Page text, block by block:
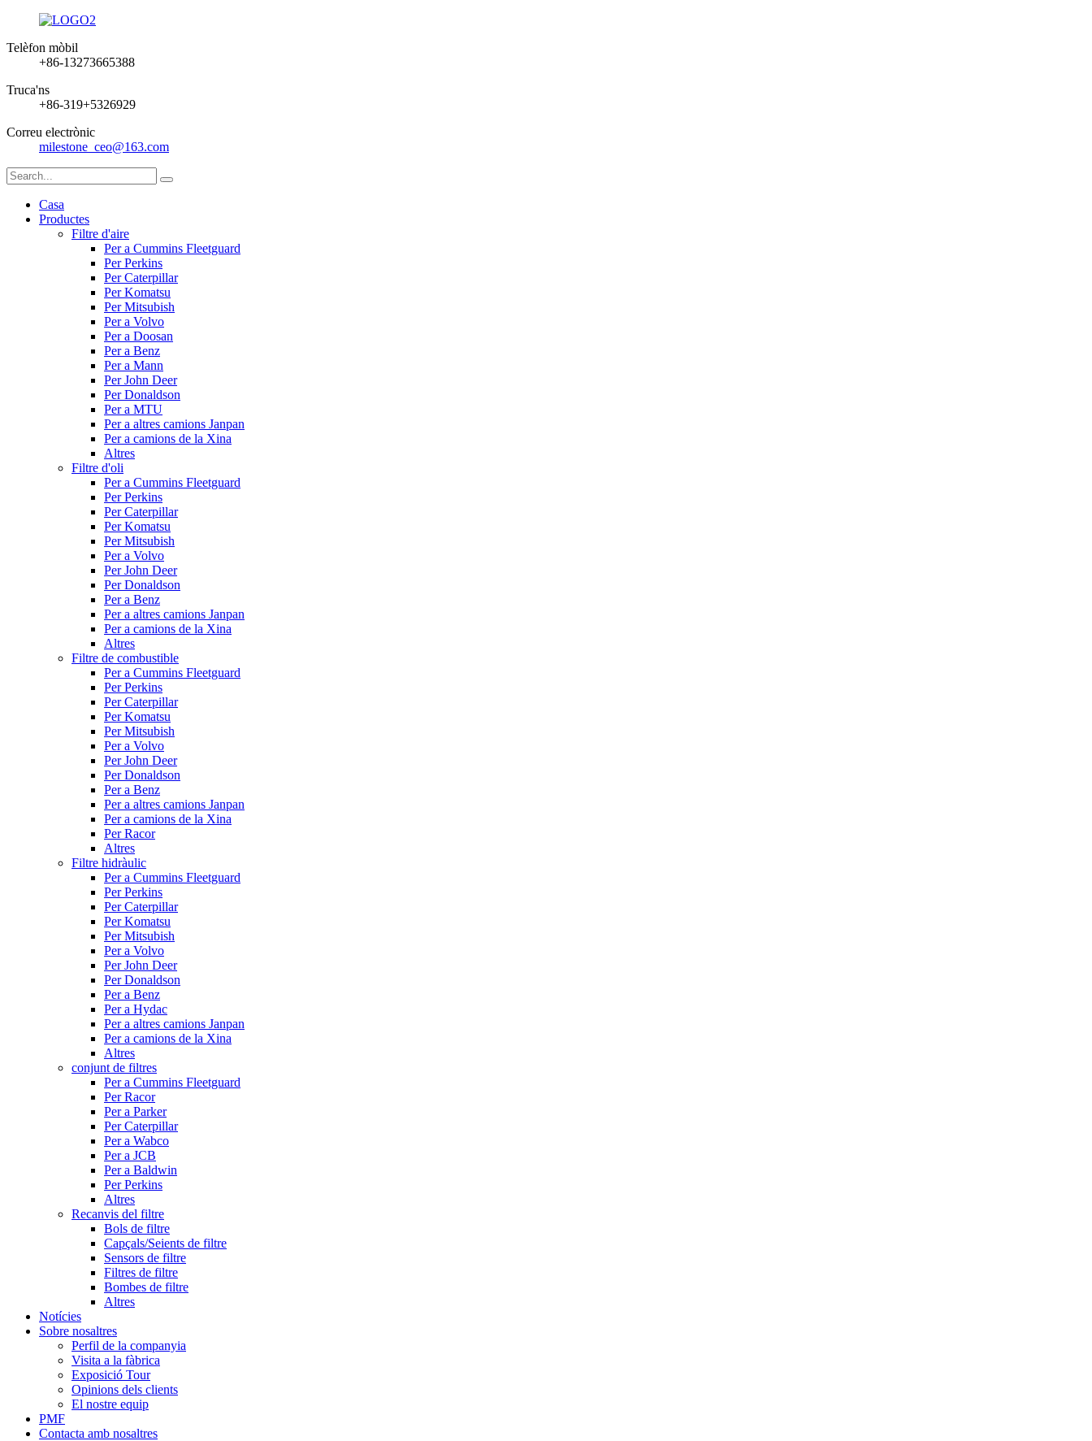
Telèfon mòbil
+86-13273665388
Truca'ns
+86-319+5326929
Correu electrònic
milestone_ceo@163.com
Casa
Productes
Filtre d'aire
Per a Cummins Fleetguard
Per Perkins
Per Caterpillar
Per Komatsu
Per Mitsubish
Per a Volvo
Per a Doosan
Per a Benz
Per a Mann
Per John Deer
Per Donaldson
Per a MTU
Per a altres camions Janpan
Per a camions de la Xina
Altres
Filtre d'oli
Per a Cummins Fleetguard
Per Perkins
Per Caterpillar
Per Komatsu
Per Mitsubish
Per a Volvo
Per John Deer
Per Donaldson
Per a Benz
Per a altres camions Janpan
Per a camions de la Xina
Altres
Filtre de combustible
Per a Cummins Fleetguard
Per Perkins
Per Caterpillar
Per Komatsu
Per Mitsubish
Per a Volvo
Per John Deer
Per Donaldson
Per a Benz
Per a altres camions Janpan
Per a camions de la Xina
Per Racor
Altres
Filtre hidràulic
Per a Cummins Fleetguard
Per Perkins
Per Caterpillar
Per Komatsu
Per Mitsubish
Per a Volvo
Per John Deer
Per Donaldson
Per a Benz
Per a Hydac
Per a altres camions Janpan
Per a camions de la Xina
Altres
conjunt de filtres
Per a Cummins Fleetguard
Per Racor
Per a Parker
Per Caterpillar
Per a Wabco
Per a JCB
Per a Baldwin
Per Perkins
Altres
Recanvis del filtre
Bols de filtre
Capçals/Seients de filtre
Sensors de filtre
Filtres de filtre
Bombes de filtre
Altres
Notícies
Sobre nosaltres
Perfil de la companyia
Visita a la fàbrica
Exposició Tour
Opinions dels clients
El nostre equip
PMF
Contacta amb nosaltres